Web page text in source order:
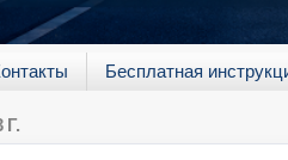
Бесплатная
Г.